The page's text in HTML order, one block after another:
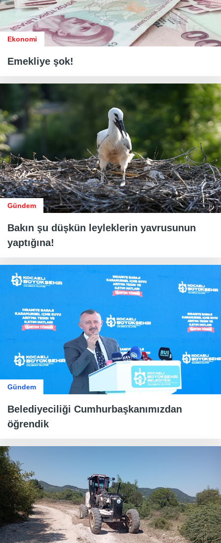
Ekonomi
Emekliye şok!
Gündem
Bakın şu düşkün leyleklerin yavrusunun
yaptığına!
Gündem
Belediyeciliği Cumhurbaşkanımızdan
öğrendik